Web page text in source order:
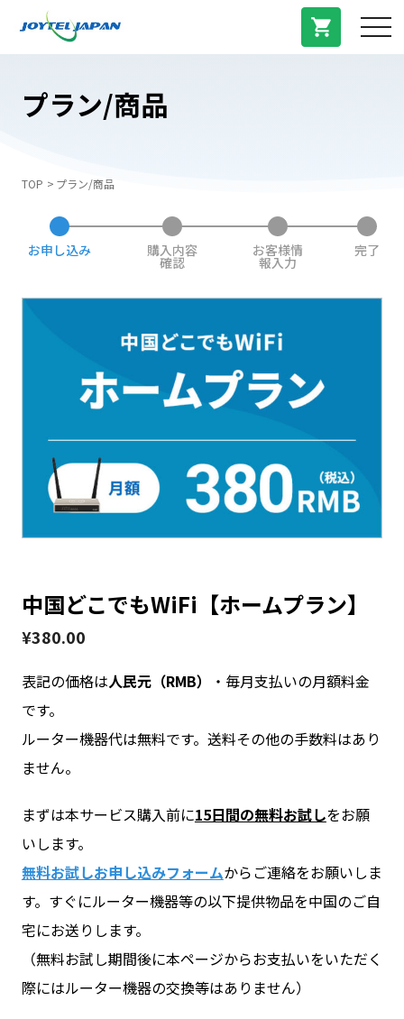
お問い合わせ
ログイン
WiFiレンタルプランお申し込み
よくある質問
法人登録
プラン/商品
TOP プラン/商品
お申し込み 購入内容
確認
お客様情
報入力
完了
中国どこでもWiFi【ホームプラン】
¥380.00
表記の価格は人民元（RMB）
・毎月支払いの月額料金
です。
ルーター機器代は無料です。送料その他の手数料はあり
ません。
まずは本サービス購入前に15日間の無料お試しをお願
いします。
無料お試しお申し込みフォームからご連絡をお願いしま
す。すぐにルーター機器等の以下提供物品を中国のご自
宅にお送りします。
（無料お試し期間後に本ページからお支払いをいただく
際にはルーター機器の交換等はありません）